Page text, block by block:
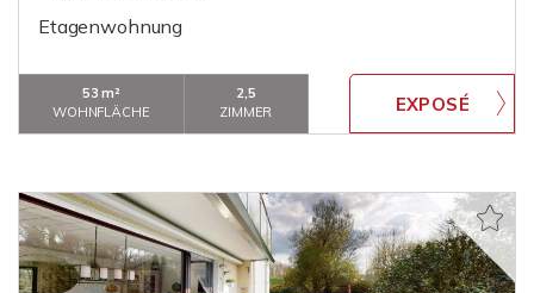
Etagenwohnung
53 m²
WOHNFLÄCHE
2,5
ZIMMER